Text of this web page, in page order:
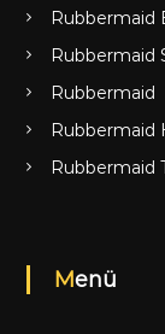
Rubbermaid
Rubbermaid
Rubbermaid
Rubbermaid
Menü